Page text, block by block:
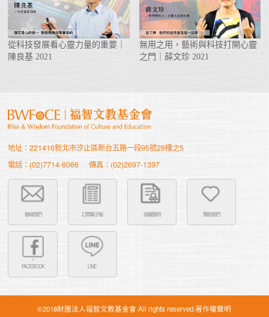
從科技發展看心靈力量的重要｜
陳良基 2021
無用之用，藝術與科技打開心靈
之門｜薛文珍 2021
地址：221416新北市汐止區新台五路一段95號28樓之5
電話：(02)7714-6066
傳真：(02)2697-1397
聯絡我們 訂閱電子報 版權聲明 贊助我們
FACEBOOK LINE
©2018財團法人福智文教基金會 All rights reserved.著作權聲明